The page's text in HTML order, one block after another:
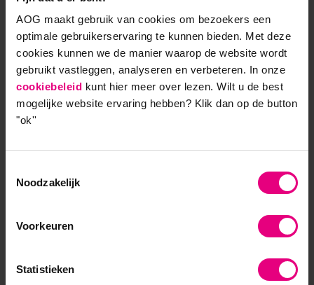
AOG maakt gebruik van cookies om bezoekers een
optimale gebruikerservaring te kunnen bieden. Met deze
cookies kunnen we de manier waarop de website wordt
gebruikt vastleggen, analyseren en verbeteren. In onze
cookiebeleid kunt hier meer over lezen. Wilt u de best
mogelijke website ervaring hebben? Klik dan op de button
"ok''
Noodzakelijk
Voorkeuren
Statistieken
AOG School Of Management
- Opleider sinds 1988
- Gelieerd aan de RUG